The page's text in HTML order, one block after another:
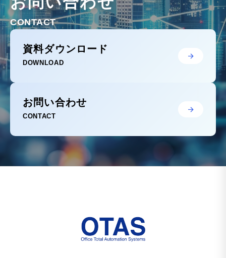
CONTACT
資料ダウンロード
DOWNLOAD
お問い合わせ
CONTACT